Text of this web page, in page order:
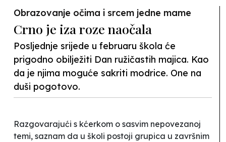
Obrazovanje očima i srcem jedne mame
Crno je iza roze naočala
Posljednje srijede u februaru škola će
prigodno obilježiti Dan ružičastih majica. Kao
da je njima moguće sakriti modrice. One na
duši pogotovo.
Razgovarajući s kćerkom o sasvim nepovezanoj
temi, saznam da u školi postoji grupica u završnim